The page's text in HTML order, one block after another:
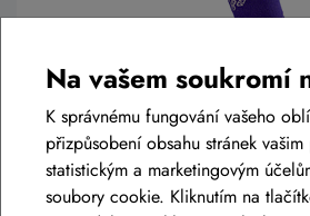
Ponožky SILVINI BARDIGA
Na vašem soukromí
K správnému fungování vašeho
přizpůsobení obsahu stránek
statistickým a marketingovým
soubory cookie. Kliknutím na